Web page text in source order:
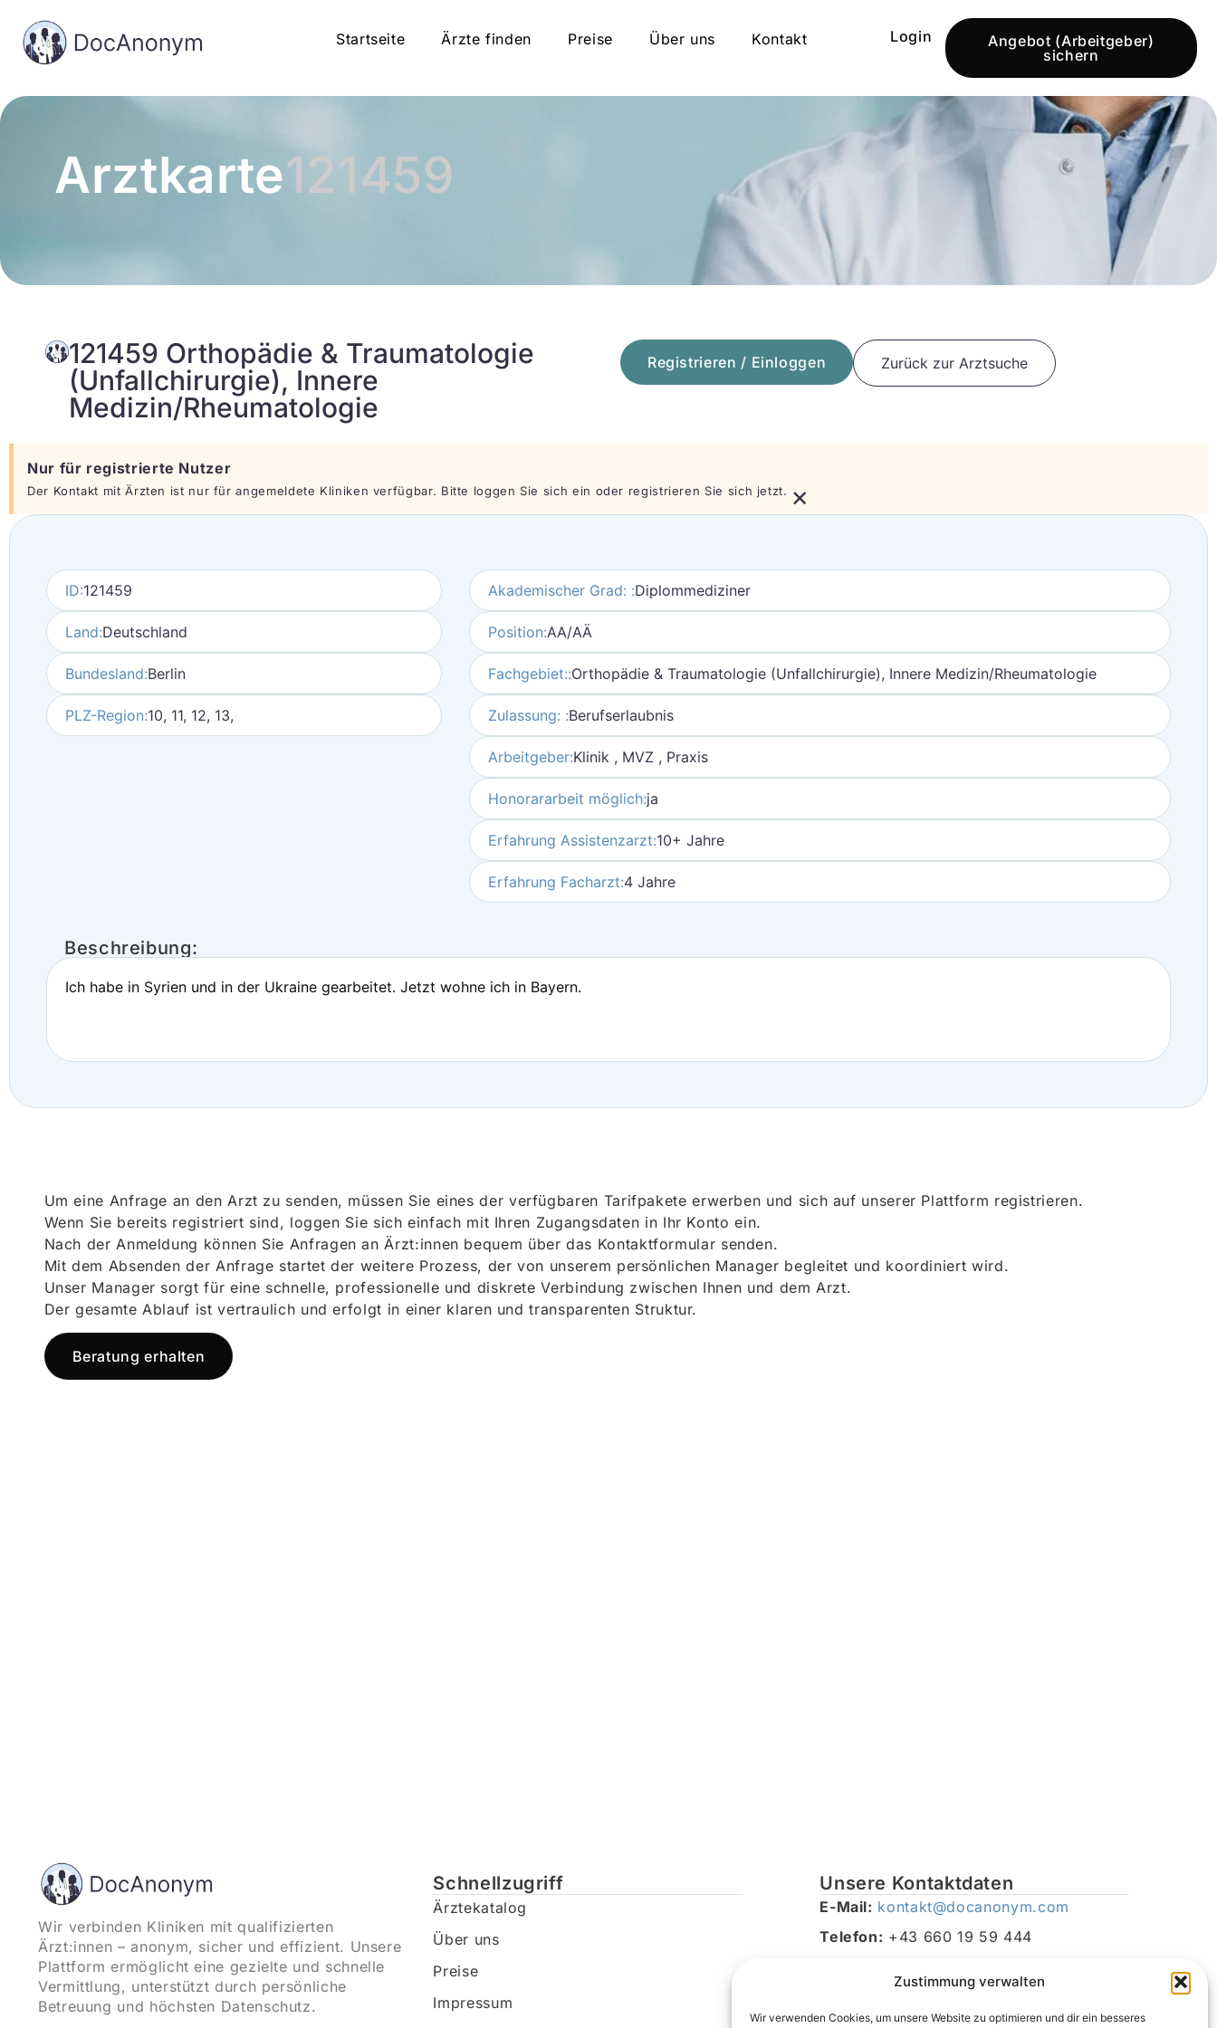
Zustimmung verwalten
Wir verwenden Cookies, um unsere Website zu optimieren und dir ein besseres
Startseite Ärzte finden Preise Über uns Kontakt Login
Angebot (Arbeitgeber)
sichern
Arztkarte121459
121459 Orthopädie & Traumatologie
(Unfallchirurgie), Innere
Medizin/Rheumatologie
Registrieren / Einloggen Zurück zur Arztsuche
Nur für registrierte Nutzer
Der Kontakt mit Ärzten ist nur für angemeldete Kliniken verfügbar. Bitte loggen Sie sich ein oder registrieren Sie sich jetzt. ×
ID:121459
Land:Deutschland
Bundesland:Berlin
PLZ-Region:10, 11, 12, 13,
Akademischer Grad: :Diplommediziner
Position:AA/AÄ
Fachgebiet::Orthopädie & Traumatologie (Unfallchirurgie), Innere Medizin/Rheumatologie
Zulassung: :Berufserlaubnis
Arbeitgeber:Klinik , MVZ , Praxis
Honorararbeit möglich:ja
Erfahrung Assistenzarzt:10+ Jahre
Erfahrung Facharzt:4 Jahre
Beschreibung:
Ich habe in Syrien und in der Ukraine gearbeitet. Jetzt wohne ich in Bayern.
Um eine Anfrage an den Arzt zu senden, müssen Sie eines der verfügbaren Tarifpakete erwerben und sich auf unserer Plattform registrieren.
Wenn Sie bereits registriert sind, loggen Sie sich einfach mit Ihren Zugangsdaten in Ihr Konto ein.
Nach der Anmeldung können Sie Anfragen an Ärzt:innen bequem über das Kontaktformular senden.
Mit dem Absenden der Anfrage startet der weitere Prozess, der von unserem persönlichen Manager begleitet und koordiniert wird.
Unser Manager sorgt für eine schnelle, professionelle und diskrete Verbindung zwischen Ihnen und dem Arzt.
Der gesamte Ablauf ist vertraulich und erfolgt in einer klaren und transparenten Struktur.
Beratung erhalten
Wir verbinden Kliniken mit qualifizierten
Ärzt:innen – anonym, sicher und effizient. Unsere
Plattform ermöglicht eine gezielte und schnelle
Vermittlung, unterstützt durch persönliche
Betreuung und höchsten Datenschutz.
Schnellzugriff
Ärztekatalog
Über uns
Preise
Impressum
Unsere Kontaktdaten
E-Mail: kontakt@docanonym.com
Telefon: +43 660 19 59 444
Traunsee, Österreich